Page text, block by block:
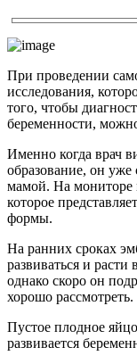
При проведении
исследования,
того, чтобы
беременности,
Именно когда врач
образование, он
мамой. На мониторе
которое
формы.
На ранних сроках
развиваться и
однако скоро он
хорошо рассмотреть.
Пустое плодное
развивается